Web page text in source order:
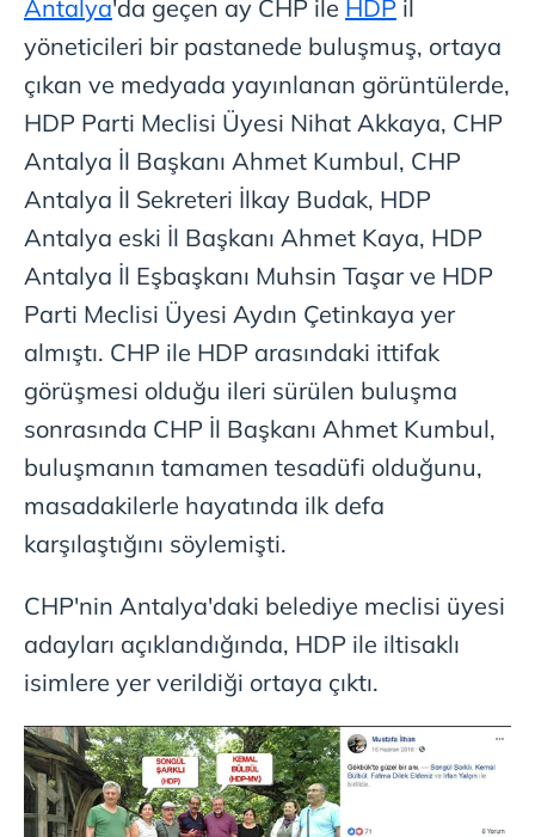
Antalya'da geçen ay CHP ile HDP il
yöneticileri bir pastanede buluşmuş, ortaya
çıkan ve medyada yayınlanan görüntülerde,
HDP Parti Meclisi Üyesi Nihat Akkaya, CHP
Antalya İl Başkanı Ahmet Kumbul, CHP
Antalya İl Sekreteri İlkay Budak, HDP
Antalya eski İl Başkanı Ahmet Kaya, HDP
Antalya İl Eşbaşkanı Muhsin Taşar ve HDP
Parti Meclisi Üyesi Aydın Çetinkaya yer
almıştı. CHP ile HDP arasındaki ittifak
görüşmesi olduğu ileri sürülen buluşma
sonrasında CHP İl Başkanı Ahmet Kumbul,
buluşmanın tamamen tesadüfi olduğunu,
masadakilerle hayatında ilk defa
karşılaştığını söylemişti.
CHP'nin Antalya'daki belediye meclisi üyesi
adayları açıklandığında, HDP ile iltisaklı
isimlere yer verildiği ortaya çıktı.